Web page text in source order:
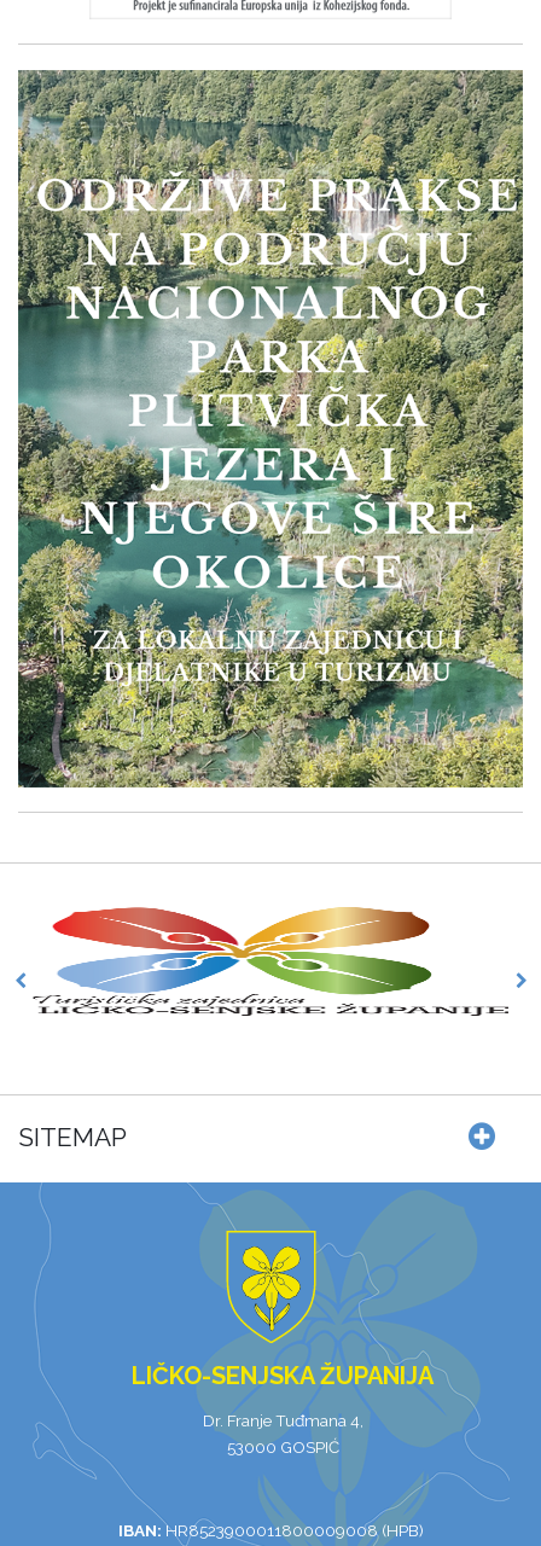
SITEMAP
LIČKO-SENJSKA ŽUPANIJA
Dr. Franje Tuđmana 4,
53000 GOSPIĆ
IBAN: HR8523900011800009008 (HPB)